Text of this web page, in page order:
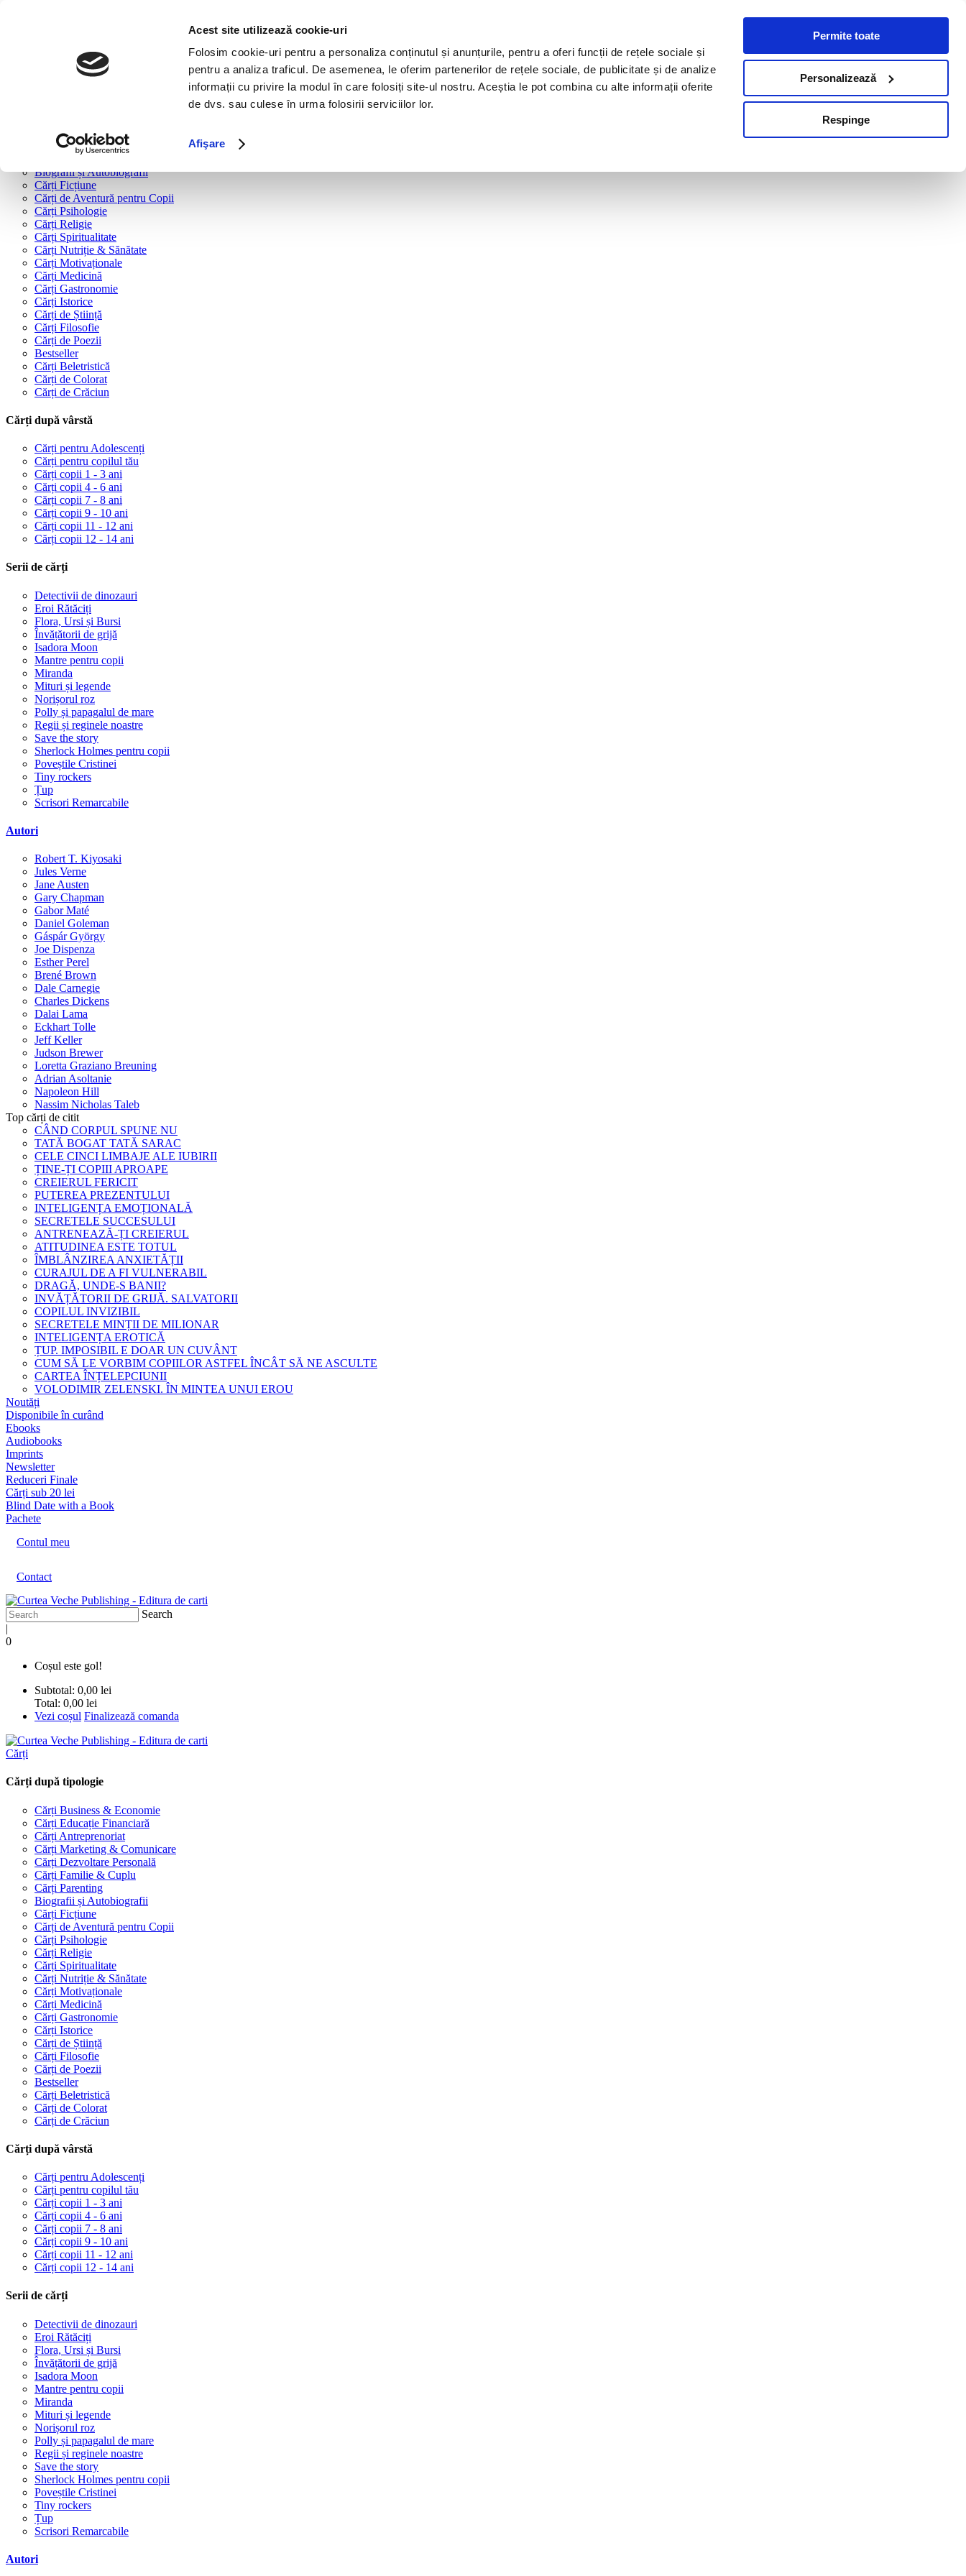
Acest site utilizează cookie-uri
Folosim cookie-uri pentru a personaliza conținutul și anunțurile, pentru a oferi funcții de rețele sociale și
pentru a analiza traficul. De asemenea, le oferim partenerilor de rețele sociale, de publicitate și de analize
informații cu privire la modul în care folosiți site-ul nostru. Aceștia le pot combina cu alte informații oferite
de dvs. sau culese în urma folosirii serviciilor lor.
Afişare
Permite toate
Personalizează
Respinge
Cărți după tipologie
Cărți Dezvoltare Personală
Cărți Familie & Cuplu
Biografii și Autobiografii
Cărți Ficțiune
Cărți de Aventură pentru Copii
Cărți Psihologie
Cărți Religie
Cărți Spiritualitate
Cărți Nutriție & Sănătate
Cărți Motivaționale
Cărți Medicină
Cărți Gastronomie
Cărți Istorice
Cărți de Știință
Cărți Filosofie
Cărți de Poezii
Bestseller
Cărți Beletristică
Cărți de Colorat
Cărți de Crăciun
Cărți după vârstă
Cărți pentru Adolescenți
Cărți pentru copilul tău
Cărți copii 1 - 3 ani
Cărți copii 4 - 6 ani
Cărți copii 7 - 8 ani
Cărți copii 9 - 10 ani
Cărți copii 11 - 12 ani
Cărți copii 12 - 14 ani
Serii de cărți
Detectivii de dinozauri
Eroi Rătăciți
Flora, Ursi și Bursi
Învățătorii de grijă
Isadora Moon
Mantre pentru copii
Miranda
Mituri și legende
Norișorul roz
Polly și papagalul de mare
Regii și reginele noastre
Save the story
Sherlock Holmes pentru copii
Poveștile Cristinei
Tiny rockers
Țup
Scrisori Remarcabile
Autori
Robert T. Kiyosaki
Jules Verne
Jane Austen
Gary Chapman
Gabor Maté
Daniel Goleman
Gáspár György
Joe Dispenza
Esther Perel
Brené Brown
Dale Carnegie
Charles Dickens
Dalai Lama
Eckhart Tolle
Jeff Keller
Judson Brewer
Loretta Graziano Breuning
Adrian Asoltanie
Napoleon Hill
Nassim Nicholas Taleb
Top cărți de citit
CÂND CORPUL SPUNE NU
TATĂ BOGAT TATĂ SARAC
CELE CINCI LIMBAJE ALE IUBIRII
ȚINE-ȚI COPIII APROAPE
CREIERUL FERICIT
PUTEREA PREZENTULUI
INTELIGENȚA EMOȚIONALĂ
SECRETELE SUCCESULUI
ANTRENEAZĂ-ȚI CREIERUL
ATITUDINEA ESTE TOTUL
ÎMBLÂNZIREA ANXIETĂȚII
CURAJUL DE A FI VULNERABIL
DRAGĂ, UNDE-S BANII?
INVĂȚĂTORII DE GRIJĂ. SALVATORII
COPILUL INVIZIBIL
SECRETELE MINȚII DE MILIONAR
INTELIGENȚA EROTICĂ
ȚUP. IMPOSIBIL E DOAR UN CUVÂNT
CUM SĂ LE VORBIM COPIILOR ASTFEL ÎNCÂT SĂ NE ASCULTE
CARTEA ÎNȚELEPCIUNII
VOLODIMIR ZELENSKI. ÎN MINTEA UNUI EROU
Noutăți
Disponibile în curând
Ebooks
Audiobooks
Imprints
Newsletter
Reduceri Finale
Cărți sub 20 lei
Blind Date with a Book
Pachete
Contul meu
Contact
Search
|
0
Coșul este gol!
Subtotal: 0,00 lei
Total: 0,00 lei
Vezi coșul Finalizează comanda
Cărți
Cărți după tipologie
Cărți Business & Economie
Cărți Educație Financiară
Cărți Antreprenoriat
Cărți Marketing & Comunicare
Cărți Dezvoltare Personală
Cărți Familie & Cuplu
Cărți Parenting
Biografii și Autobiografii
Cărți Ficțiune
Cărți de Aventură pentru Copii
Cărți Psihologie
Cărți Religie
Cărți Spiritualitate
Cărți Nutriție & Sănătate
Cărți Motivaționale
Cărți Medicină
Cărți Gastronomie
Cărți Istorice
Cărți de Știință
Cărți Filosofie
Cărți de Poezii
Bestseller
Cărți Beletristică
Cărți de Colorat
Cărți de Crăciun
Cărți după vârstă
Cărți pentru Adolescenți
Cărți pentru copilul tău
Cărți copii 1 - 3 ani
Cărți copii 4 - 6 ani
Cărți copii 7 - 8 ani
Cărți copii 9 - 10 ani
Cărți copii 11 - 12 ani
Cărți copii 12 - 14 ani
Serii de cărți
Detectivii de dinozauri
Eroi Rătăciți
Flora, Ursi și Bursi
Învățătorii de grijă
Isadora Moon
Mantre pentru copii
Miranda
Mituri și legende
Norișorul roz
Polly și papagalul de mare
Regii și reginele noastre
Save the story
Sherlock Holmes pentru copii
Poveștile Cristinei
Tiny rockers
Țup
Scrisori Remarcabile
Autori